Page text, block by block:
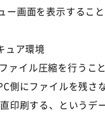
画面を表示するこ
ュア環境
ァイル圧縮を行う
側にファイルを残
印刷する、という